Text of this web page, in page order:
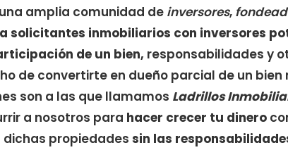
amplia comunidad de inversores,
solicitantes inmobiliarios con inversores
de un bien, responsabilidades y
de convertirte en dueño parcial de un bien
son a las que llamamos Ladrillos
a nosotros para hacer crecer tu dinero
dichas propiedades sin las